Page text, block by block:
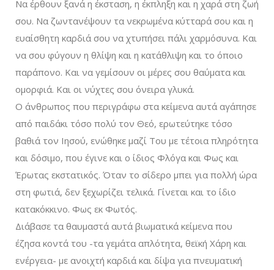
Να έρθουν ξανά η έκσταση, η έκπληξη και η χαρά στη ζωή
σου. Να ζωντανέψουν τα νεκρωμένα κύτταρά σου και η
ευαίσθητη καρδιά σου να χτυπήσει πάλι χαρμόσυνα. Και
να σου φύγουν η θλίψη και η κατάθλιψη και το όποιο
παράπονο. Και να γεμίσουν οι μέρες σου θαύματα και
ομορφιά. Και οι νύχτες σου όνειρα γλυκά.
Ο άνθρωπος που περιγράφω στα κείμενα αυτά αγάπησε
από παιδάκι τόσο πολύ τον Θεό, ερωτεύτηκε τόσο
βαθιά τον Ιησού, ενώθηκε μαζί Του με τέτοια πληρότητα
και δόσιμο, που έγινε και ο ίδιος Φλόγα και Φως και
Έρωτας εκστατικός. Όταν το σίδερο μπει για πολλή ώρα
στη φωτιά, δεν ξεχωρίζει τελικά. Γίνεται και το ίδιο
κατακόκκινο. Φως εκ Φωτός.
Διάβασε τα θαυμαστά αυτά βιωματικά κείμενα που
έζησα κοντά του -τα γεμάτα απλότητα, θεϊκή Χάρη και
ενέργεια- με ανοιχτή καρδιά και δίψα για πνευματική